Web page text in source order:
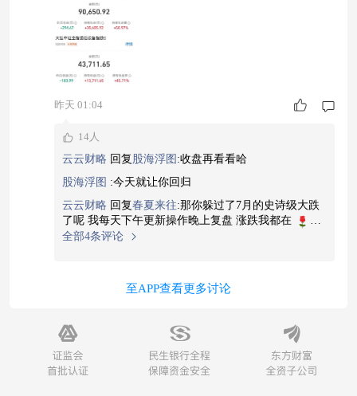
昨天 01:04
14人
云云财略 回复 股海浮图 :收盘再看看哈
股海浮图 :今天就让你回归
云云财略 回复春夏来往:那你躲过了7月的史诗级大跌
了呢 我每天下午更新操作晚上复盘 涨跌我都在
全部4条评论
至APP查看更多讨论